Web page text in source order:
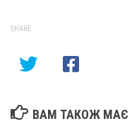
SHARE
ВАМ ТАКОЖ МАЄ